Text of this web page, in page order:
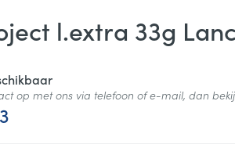
l.extra 33g
op met ons via telefoon of e-mail, dan